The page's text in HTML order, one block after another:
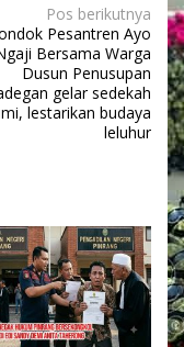
Pos berikutnya
Pesantren Ayo
Bersama Warga
Dusun Penusupan
gelar sedekah
lestarikan budaya
leluhur